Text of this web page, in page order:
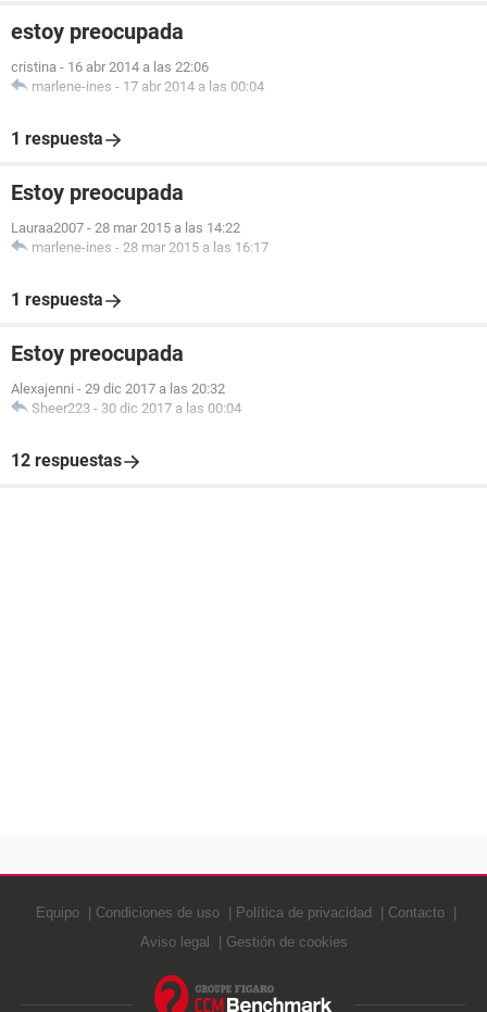
estoy preocupada
cristina - 16 abr 2014 a las 22:06
marlene-ines - 17 abr 2014 a las 00:04
1 respuesta
Estoy preocupada
Lauraa2007 - 28 mar 2015 a las 14:22
marlene-ines - 28 mar 2015 a las 16:17
1 respuesta
Estoy preocupada
Alexajenni - 29 dic 2017 a las 20:32
Sheer223 - 30 dic 2017 a las 00:04
12 respuestas
Equipo Condiciones de uso Política de privacidad
Contacto
Aviso legal
Gestión de cookies